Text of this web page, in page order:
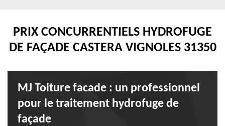
PRIX CONCURRENTIELS HYDROFUGE
DE FAÇADE CASTERA VIGNOLES 31350
MJ Toiture facade : un professionnel
pour le traitement hydrofuge de
façade